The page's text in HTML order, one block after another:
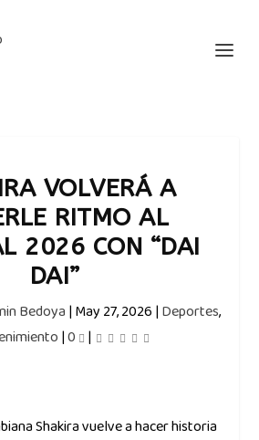
VOLVERÁ A
RITMO AL
2026 CON “DAI
DAI”
Bedoya|May 27, 2026|Deportes,
|0 |
Shakira vuelve a hacer historia